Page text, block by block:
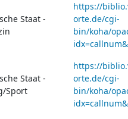
Staat -
https://
orte.de/cgi-
bin/koha/
Staat -
Sport
https://
orte.de/cgi-
bin/koha/